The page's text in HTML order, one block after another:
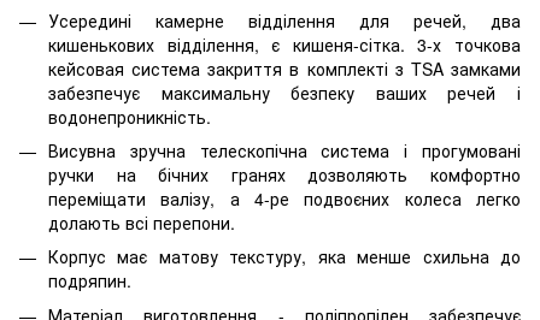
Усередині камерне відділення для речей, два
кишенькових відділення, є кишеня-сітка. 3-х точкова
кейсовая система закриття в комплекті з TSA замками
забезпечує максимальну безпеку ваших речей і
водонепроникність.
Висувна зручна телескопічна система і прогумовані
ручки на бічних гранях дозволяють комфортно
переміщати валізу, а 4-ре подвоєних колеса легко
долають всі перепони.
Корпус має матову текстуру, яка менше схильна до
подряпин.
Матеріал виготовлення - поліпропілен забезпечує